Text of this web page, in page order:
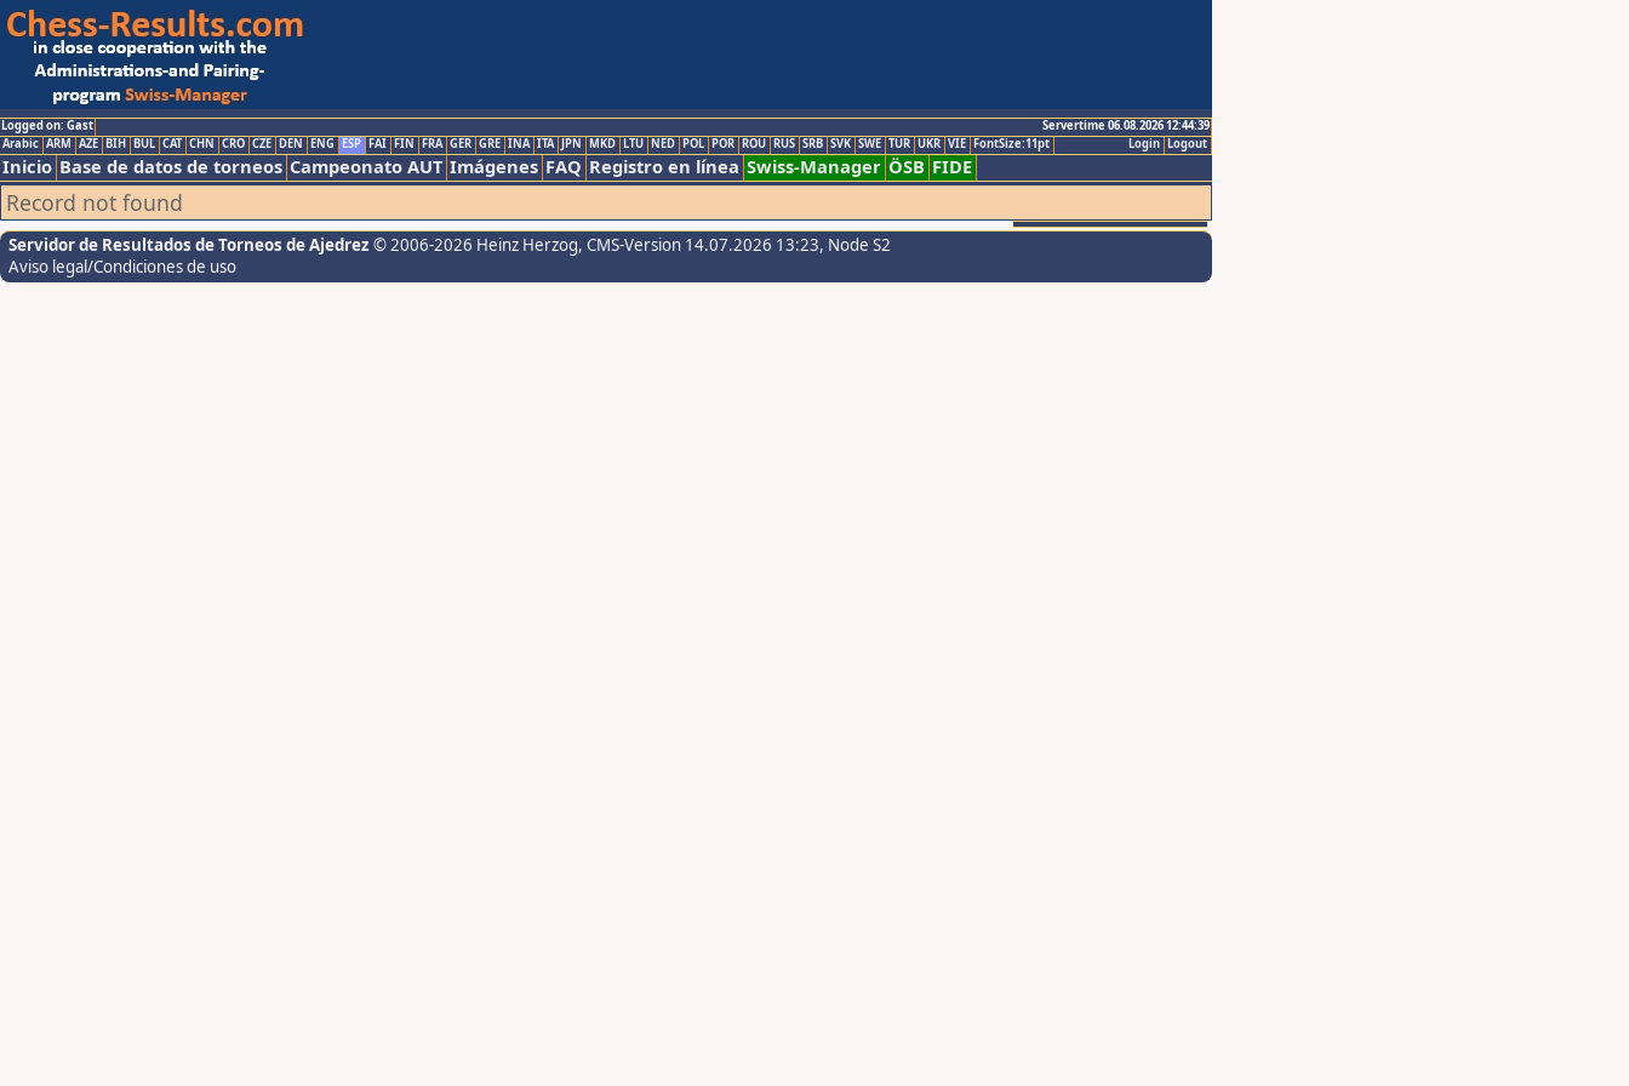
Logged on: Gast
Servertime 06.08.2026 12:44:39
Logout
Login
Arabic ARM AZE BIH BUL CAT CHN CRO CZE DEN ENG ESP FAI FIN FRA GER GRE INA ITA JPN MKD LTU NED POL POR ROU RUS SRB SVK SWE TUR UKR VIE FontSize:11pt
Inicio Base de datos de torneos Campeonato AUT Imágenes FAQ Registro en línea Swiss-Manager ÖSB FIDE
Record not found
Servidor de Resultados de Torneos de Ajedrez © 2006-2026 Heinz Herzog, CMS-Version 14.07.2026 13:23, Node S2
Aviso legal/Condiciones de uso